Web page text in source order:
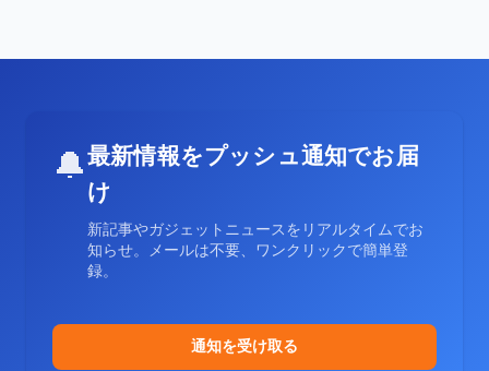
🔔最新情報をプッシュ通知でお届
け
新記事やガジェットニュースをリアルタイムでお
知らせ。メールは不要、ワンクリックで簡単登
録。
通知を受け取る